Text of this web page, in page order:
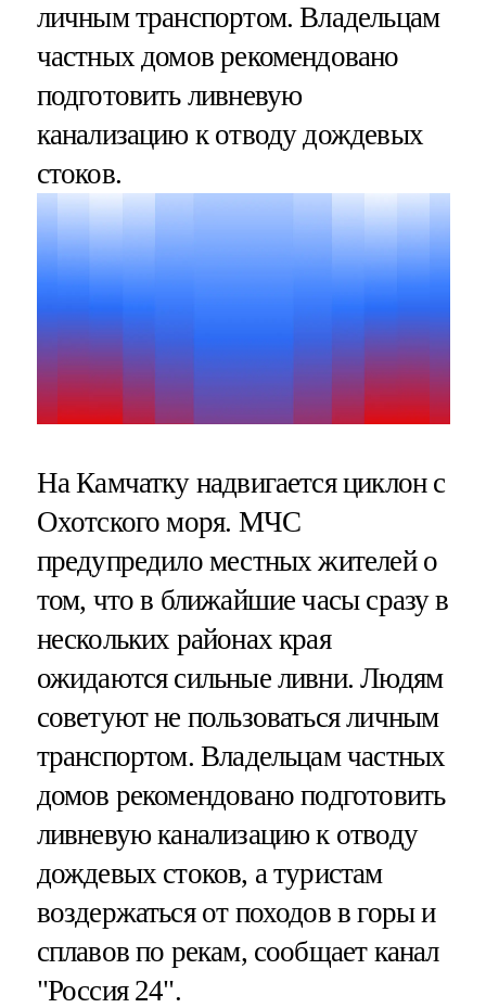
личным транспортом. Владельцам
частных домов рекомендовано
подготовить ливневую
канализацию к отводу дождевых
стоков.
На Камчатку надвигается циклон с
Охотского моря. МЧС
предупредило местных жителей о
том, что в ближайшие часы сразу в
нескольких районах края
ожидаются сильные ливни. Людям
советуют не пользоваться личным
транспортом. Владельцам частных
домов рекомендовано подготовить
ливневую канализацию к отводу
дождевых стоков, а туристам
воздержаться от походов в горы и
сплавов по рекам, сообщает канал
"Россия 24".